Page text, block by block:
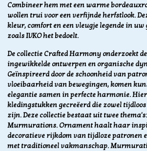
Combineer hem met een warme
wollen trui voor een verfijnde herfstlook.
kleur, comfort en een vleugje legende in
zoals IVKO het bedoelt.
De collectie Crafted Harmony onderzoekt
ingewikkelde ontwerpen en organische
Geïnspireerd door de schoonheid van
vloeibaarheid van bewegingen, komen
elegantie samen in perfecte harmonie.
kledingstukken gecreëerd die zowel
zijn. Deze collectie bestaat uit twee
Murmurations. Ornament haalt haar
decoratieve rijkdom van tijdloze patronen
met traditioneel vakmanschap.